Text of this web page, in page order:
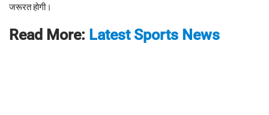
जरूरत होगी।
Read More: Latest Sports News